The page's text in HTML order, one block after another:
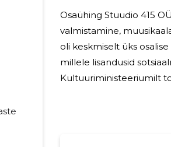
Osaühing Stuudio 415
valmistamine, muusikaalane
oli keskmiselt üks
millele lisandusid
Kultuuriministeeriumilt